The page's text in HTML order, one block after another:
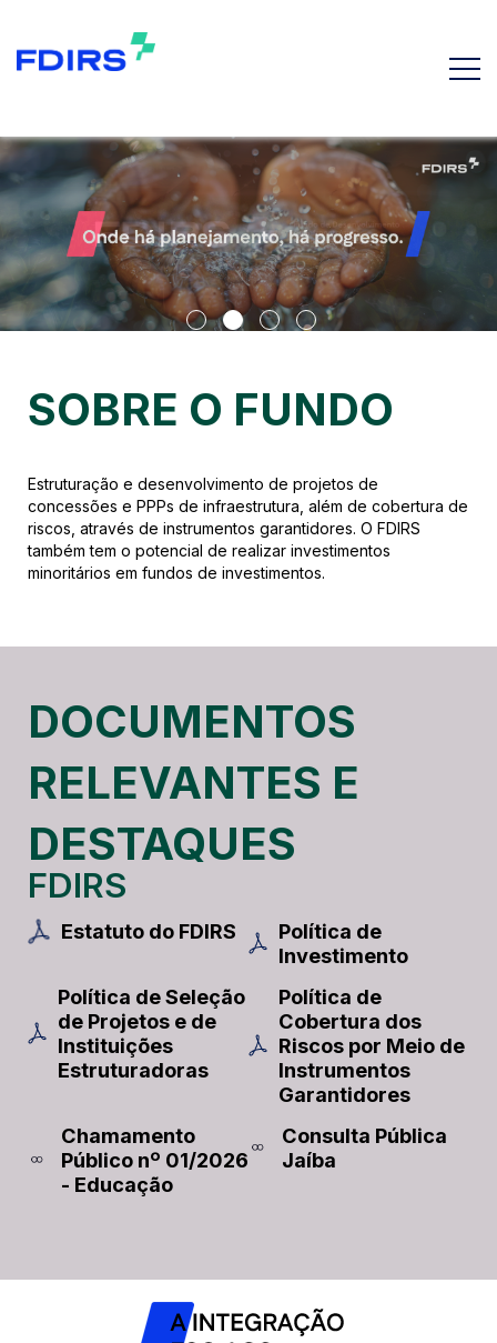
SOBRE O FUNDO
Estruturação e desenvolvimento de projetos de
concessões e PPPs de infraestrutura, além de cobertura de
riscos, através de instrumentos garantidores. O FDIRS
também tem o potencial de realizar investimentos
minoritários em fundos de investimentos.
DOCUMENTOS
RELEVANTES E
DESTAQUES
FDIRS
Estatuto do FDIRS
Política de
Investimento
Política de Seleção
de Projetos e de
Instituições
Estruturadoras
Política de
Cobertura dos
Riscos por Meio de
Instrumentos
Garantidores
Chamamento
Público nº 01/2026
- Educação
Consulta Pública
Jaíba